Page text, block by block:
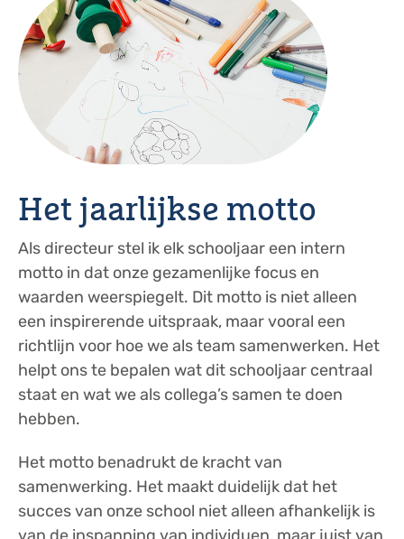
Het jaarlijkse motto
Als directeur stel ik elk schooljaar een intern
motto in dat onze gezamenlijke focus en
waarden weerspiegelt. Dit motto is niet alleen
een inspirerende uitspraak, maar vooral een
richtlijn voor hoe we als team samenwerken. Het
helpt ons te bepalen wat dit schooljaar centraal
staat en wat we als collega’s samen te doen
hebben.
Het motto benadrukt de kracht van
samenwerking. Het maakt duidelijk dat het
succes van onze school niet alleen afhankelijk is